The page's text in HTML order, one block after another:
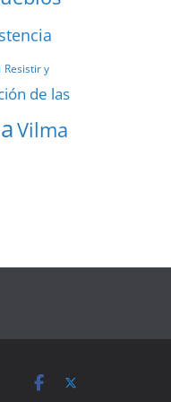
Resistir y
de las
Vilma